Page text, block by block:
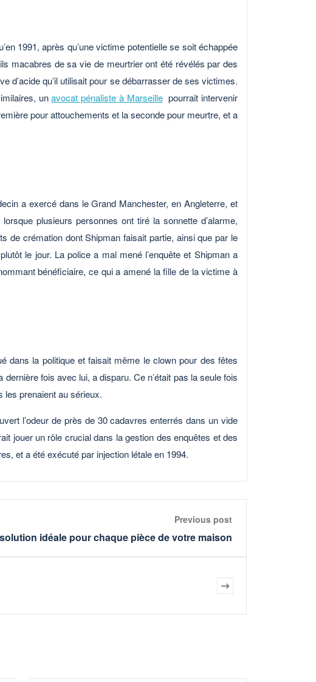
1991, après qu’une victime potentielle se soit échappée
macabres de sa vie de meurtrier ont été révélés par des
d’acide qu’il utilisait pour se débarrasser de ses victimes.
un avocat pénaliste à Marseille pourrait intervenir
pour attouchements et la seconde pour meurtre, et a
a exercé dans le Grand Manchester, en Angleterre, et
plusieurs personnes ont tiré la sonnette d’alarme,
de crémation dont Shipman faisait partie, ainsi que par le
le jour. La police a mal mené l’enquête et Shipman a
bénéficiaire, ce qui a amené la fille de la victime à
dans la politique et faisait même le clown pour des fêtes
fois avec lui, a disparu. Ce n’était pas la seule fois
les prenaient au sérieux.
l’odeur de près de 30 cadavres enterrés dans un vide
jouer un rôle crucial dans la gestion des enquêtes et des
et a été exécuté par injection létale en 1994.
Previous post
idéale pour chaque pièce de votre maison